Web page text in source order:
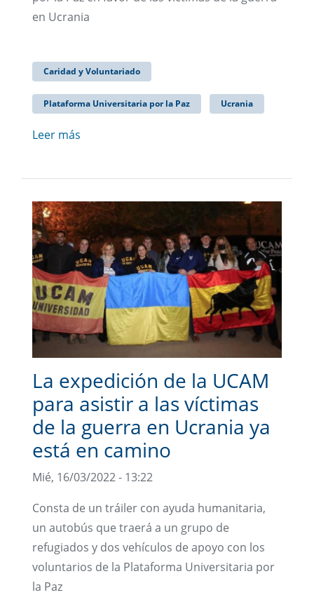
en Ucrania
Caridad y Voluntariado
Plataforma Universitaria por la Paz Ucrania
Leer más
La expedición de la UCAM
para asistir a las víctimas
de la guerra en Ucrania ya
está en camino
Mié, 16/03/2022 - 13:22
Consta de un tráiler con ayuda humanitaria,
un autobús que traerá a un grupo de
refugiados y dos vehículos de apoyo con los
voluntarios de la Plataforma Universitaria por
la Paz